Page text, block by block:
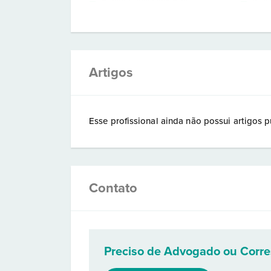
Artigos
Esse profissional ainda não possui artigos
Contato
Preciso de Advogado ou